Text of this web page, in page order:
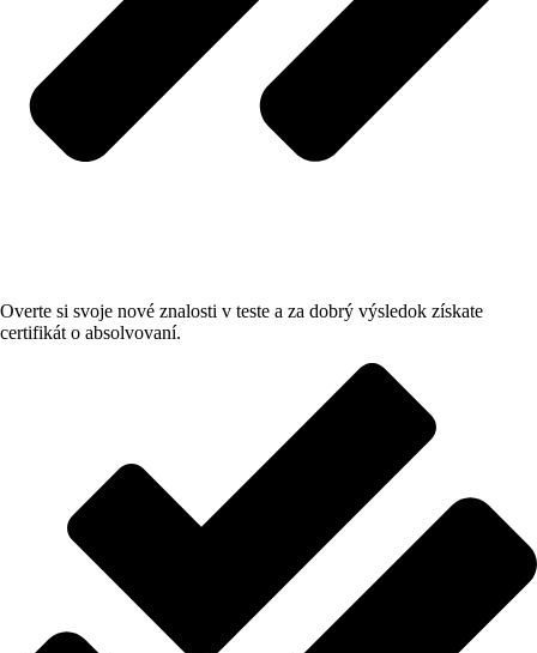
Overte si svoje nové znalosti v teste a za dobrý výsledok získate
certifikát o absolvovaní.